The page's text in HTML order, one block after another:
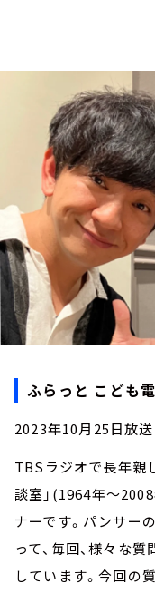
トピックス
TBS Podcast
お知らせ
イベント・グ
YouTube
会社情報
ふらっと こども
2023年10月25日放送
TBSラジオで長年親
談室」(1964年～
ナーです。パンサー
って、毎回、様々な
しています。今回の質